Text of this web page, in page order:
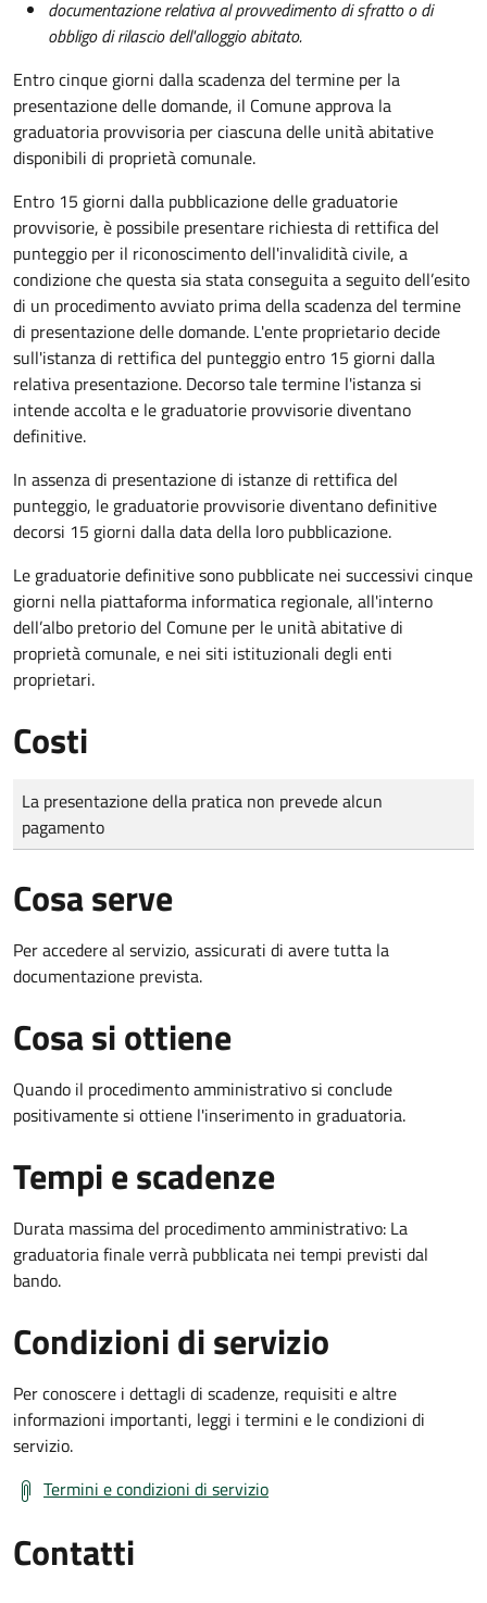
documentazione relativa al provvedimento di sfratto o di
obbligo di rilascio dell'alloggio abitato.
Entro cinque giorni dalla scadenza del termine per la
presentazione delle domande, il Comune approva la
graduatoria provvisoria per ciascuna delle unità abitative
disponibili di proprietà comunale.
Entro 15 giorni dalla pubblicazione delle graduatorie
provvisorie, è possibile presentare richiesta di rettifica del
punteggio per il riconoscimento dell'invalidità civile, a
condizione che questa sia stata conseguita a seguito dell’esito
di un procedimento avviato prima della scadenza del termine
di presentazione delle domande. L'ente proprietario decide
sull'istanza di rettifica del punteggio entro 15 giorni dalla
relativa presentazione. Decorso tale termine l'istanza si
intende accolta e le graduatorie provvisorie diventano
definitive.
In assenza di presentazione di istanze di rettifica del
punteggio, le graduatorie provvisorie diventano definitive
decorsi 15 giorni dalla data della loro pubblicazione.
Le graduatorie definitive sono pubblicate nei successivi cinque
giorni nella piattaforma informatica regionale, all'interno
dell’albo pretorio del Comune per le unità abitative di
proprietà comunale, e nei siti istituzionali degli enti
proprietari.
Costi
Tipo di pagamento
Importo
La presentazione della pratica non prevede alcun
pagamento
Cosa serve
Per accedere al servizio, assicurati di avere tutta la
documentazione prevista.
Cosa si ottiene
Quando il procedimento amministrativo si conclude
positivamente si ottiene l'inserimento in graduatoria.
Tempi e scadenze
Durata massima del procedimento amministrativo: La
graduatoria finale verrà pubblicata nei tempi previsti dal
bando.
Condizioni di servizio
Per conoscere i dettagli di scadenze, requisiti e altre
informazioni importanti, leggi i termini e le condizioni di
servizio.
Termini e condizioni di servizio
Contatti